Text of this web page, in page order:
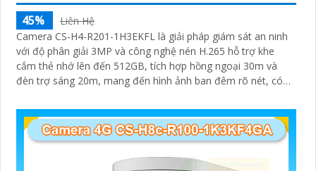
45%
Liên Hệ
Camera CS-H4-R201-1H3EKFL là giải pháp giám sát an ninh
với độ phân giải 3MP và công nghệ nén H.265 hỗ trợ khe
cắm thẻ nhớ lên đến 512GB, tích hợp hồng ngoại 30m và
đèn trợ sáng 20m, mang đến hình ảnh ban đêm rõ nét, có